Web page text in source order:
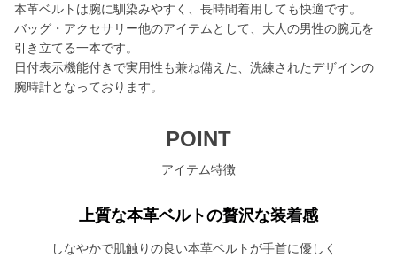
本革ベルトは腕に馴染みやすく、長時間着用しても快適です。
バッグ・アクセサリー他のアイテムとして、大人の男性の腕元を
引き立てる一本です。
日付表示機能付きで実用性も兼ね備えた、洗練されたデザインの
腕時計となっております。
POINT
アイテム特徴
上質な本革ベルトの贅沢な装着感
しなやかで肌触りの良い本革ベルトが手首に優しく